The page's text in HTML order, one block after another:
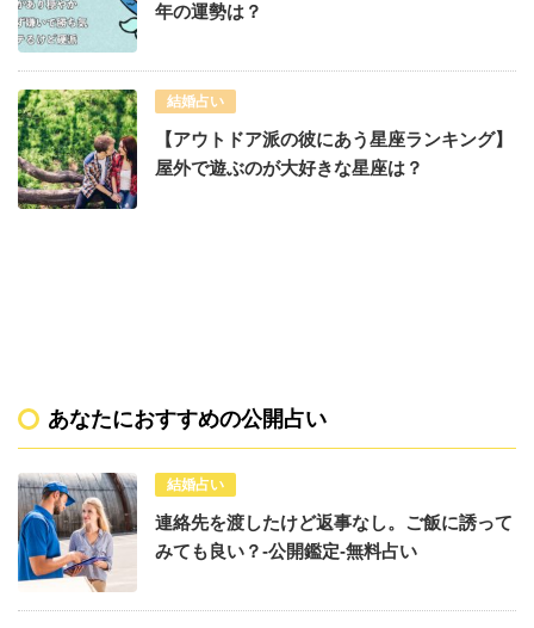
年の運勢は？
結婚占い
【アウトドア派の彼にあう星座ランキング】
屋外で遊ぶのが大好きな星座は？
あなたにおすすめの公開占い
結婚占い
連絡先を渡したけど返事なし。ご飯に誘って
みても良い？-公開鑑定-無料占い